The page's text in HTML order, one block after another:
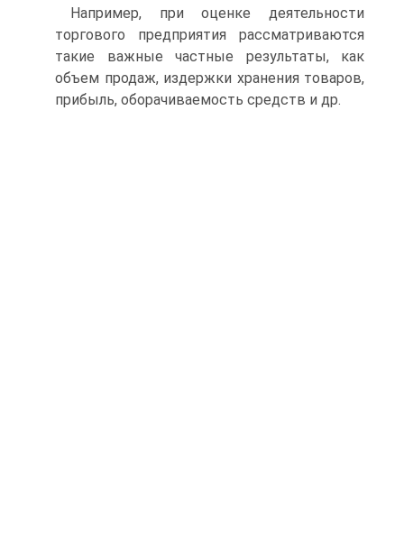
Например, при оценке деятельности
торгового предприятия рассматриваются
такие важные частные результаты, как
объем продаж, издержки хранения товаров,
прибыль, оборачиваемость средств и др.